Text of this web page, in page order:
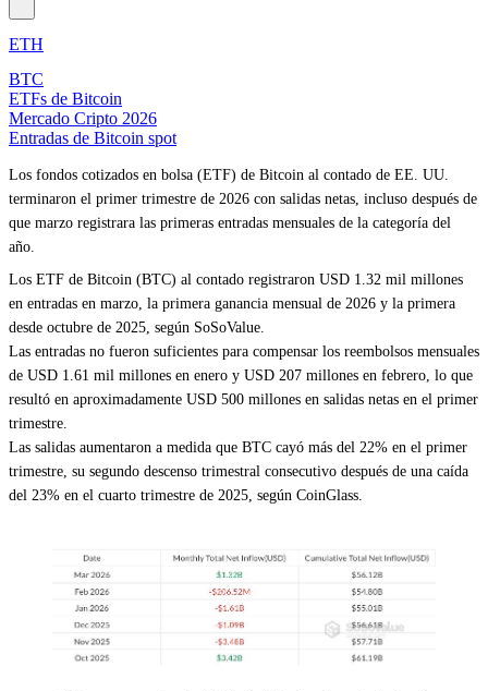
ETH
BTC
ETFs de Bitcoin
Mercado Cripto 2026
Entradas de Bitcoin spot
Los fondos cotizados en bolsa (ETF) de Bitcoin al contado de EE. UU.
terminaron el primer trimestre de 2026 con salidas netas, incluso después de
que marzo registrara las primeras entradas mensuales de la categoría del
año.
Los ETF de Bitcoin (BTC) al contado registraron USD 1.32 mil millones
en entradas en marzo, la primera ganancia mensual de 2026 y la primera
desde octubre de 2025, según SoSoValue.
Las entradas no fueron suficientes para compensar los reembolsos mensuales
de USD 1.61 mil millones en enero y USD 207 millones en febrero, lo que
resultó en aproximadamente USD 500 millones en salidas netas en el primer
trimestre.
Las salidas aumentaron a medida que BTC cayó más del 22% en el primer
trimestre, su segundo descenso trimestral consecutivo después de una caída
del 23% en el cuarto trimestre de 2025, según CoinGlass.